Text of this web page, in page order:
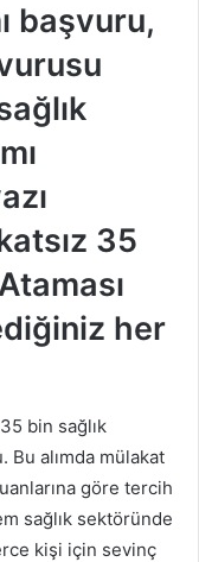
başvuru,
35
her
bin sağlık
Bu alımda mülakat
göre tercih
sağlık sektöründe
kişi için sevinç